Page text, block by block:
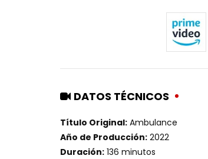
DATOS TÉCNICOS
Título Original: Ambulance
Año de Producción: 2022
Duración: 136 minutos